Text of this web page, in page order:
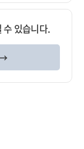
수 있습니다.